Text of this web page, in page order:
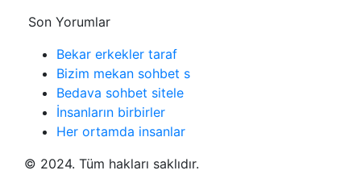
Son Yorumlar
Bekar erkekler taraf
Bizim mekan sohbet s
Bedava sohbet sitele
İnsanların birbirler
Her ortamda insanlar
© 2024. Tüm hakları saklıdır.